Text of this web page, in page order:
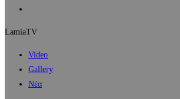
LamiaTV
Video
Gallery
Νέα